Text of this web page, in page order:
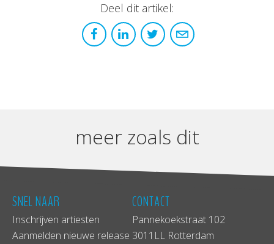
Deel dit artikel:
meer zoals dit
SNEL NAAR
Inschrijven artiesten
Aanmelden nieuwe release
CONTACT
Pannekoekstraat 102
3011LL Rotterdam